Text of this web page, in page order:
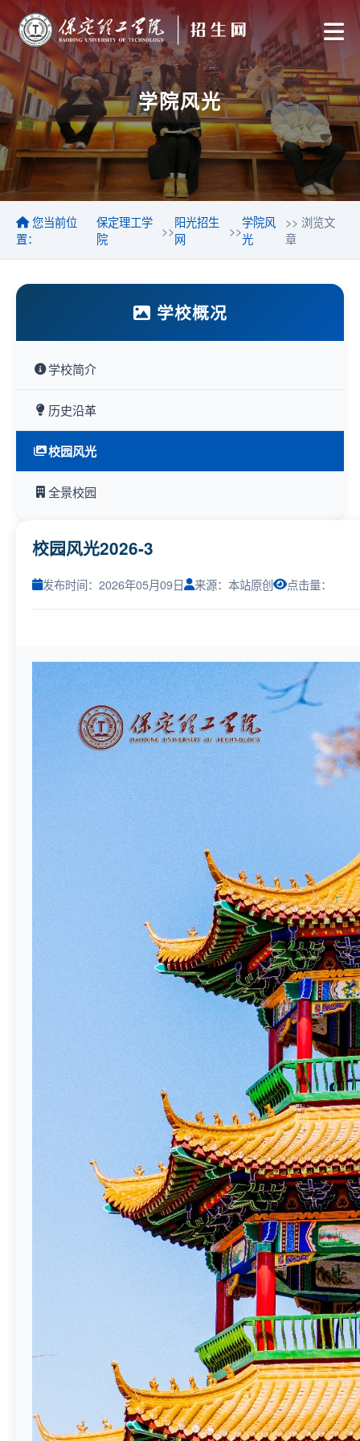
学院风光
您当前位
置：
保定理工学
院
>>阳光招生
网
>>学院风
光
>> 浏览文
章
学校概况
学校简介
历史沿革
校园风光
全景校园
校园风光2026-3
发布时间：2026年05月09日 来源：本站原创 点击量：